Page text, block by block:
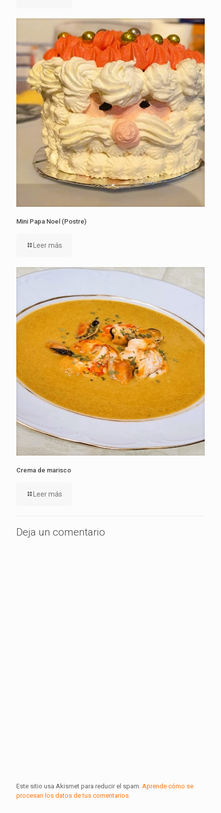
Mini Papa Noel (Postre)
Leer más
Crema de marisco
Leer más
Deja un comentario
Este sitio usa Akismet para reducir el spam. Aprende cómo se
procesan los datos de tus comentarios.